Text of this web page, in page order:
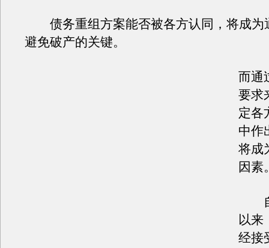
债务重组方案能否被各方认同，将成为
避免破产的关键。
而通
要求
定各
中作
将成
因素
自
以来
经接